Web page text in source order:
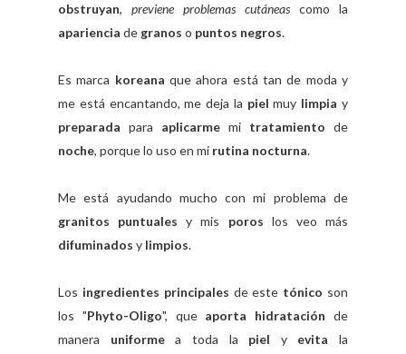
obstruyan, previene problemas cutáneas como la
apariencia de granos o puntos negros.
Es marca koreanaque ahora está tan de moda y
me está encantando, me deja la pielmuy limpiay
preparada para aplicarme mi tratamiento de
noche, porque lo uso en mi rutina nocturna.
Me está ayudando mucho con mi problema de
granitos puntuales y mis poros los veo más
difuminados y limpios.
Los ingredientes principales de este tónico son
los "Phyto-Oligo", que aporta hidratación de
manera uniformea toda la piel yevita la